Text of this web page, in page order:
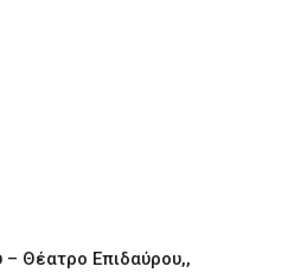
– Θέατρο Επιδαύρου,,